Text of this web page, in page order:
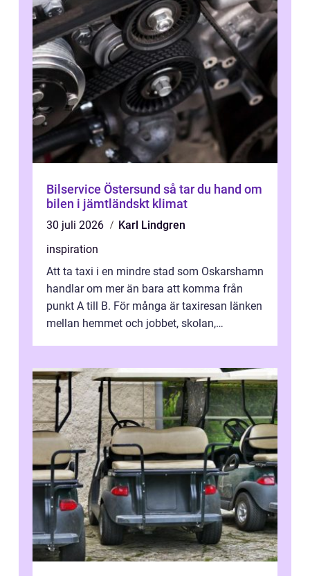
Bilservice Östersund så tar du hand om
bilen i jämtländskt klimat
30 juli 2026
Karl Lindgren
inspiration
Att ta taxi i en mindre stad som Oskarshamn
handlar om mer än bara att komma från
punkt A till B. För många är taxiresan länken
mellan hemmet och jobbet, skolan,